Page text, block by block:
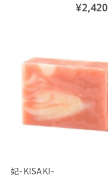
¥2,420
妃-KISAKI-